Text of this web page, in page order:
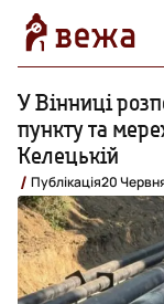
У Вінниці
пункту та
Келецькій
Публікація20